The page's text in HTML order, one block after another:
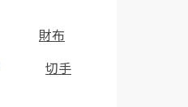
財布